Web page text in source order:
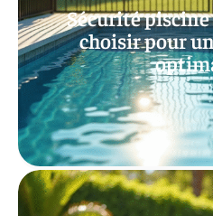
Sécurité
choisir pour